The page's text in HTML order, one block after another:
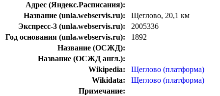
Адрес (Яндекс.Расписания):
Название (unla.webservis.ru):
Щеглово, 20,1 км
Экспресс-3 (unla.webservis.ru):
2005336
Год основания (unla.webservis.ru):
1892
Название (ОСЖД):
Название (ОСЖД англ.):
Wikipedia:
Щеглово (платформа)
Wikidata:
Щеглово (платформа)
Примечание: